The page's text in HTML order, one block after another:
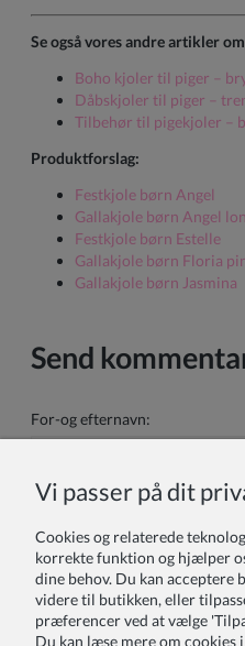
Se også vores andre artikler
Boho kjoler til piger –
Dåbskjoler til piger –
Tilbehør til pigekjoler –
Produktforslag:
Festkjole børn Angel
Gallakjole børn Angel
Festkjole børn Estelle
Gallakjole børn Floria
Gallakjole børn Jasmina
Send
For-og efternavn:
Din kommentar:
Vi passer på dit
Cookies og relaterede
korrekte funktion og hjælper
dine behov. Du kan acceptere
videre til butikken, eller
præferencer ved at vælge
Du kan læse mere om